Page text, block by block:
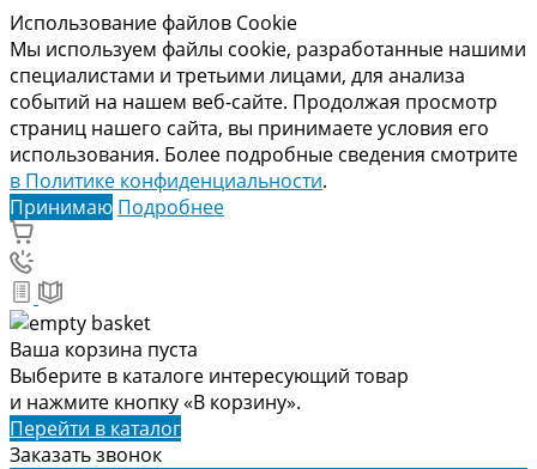
Использование файлов Cookie
Мы используем файлы cookie, разработанные нашими
специалистами и третьими лицами, для анализа
событий на нашем веб-сайте. Продолжая просмотр
страниц нашего сайта, вы принимаете условия его
использования. Более подробные сведения смотрите
в Политике конфиденциальности.
Принимаю Подробнее
Ваша корзина пуста
Выберите в каталоге интересующий товар
и нажмите кнопку «В корзину».
Перейти в каталог
Заказать звонок